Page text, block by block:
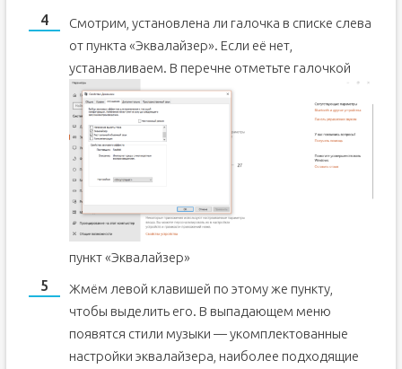
Смотрим, установлена ли галочка в списке слева
от пункта «Эквалайзер». Если её нет,
устанавливаем. В перечне отметьте галочкой
пункт «Эквалайзер»
Жмём левой клавишей по этому же пункту,
чтобы выделить его. В выпадающем меню
появятся стили музыки — укомплектованные
настройки эквалайзера, наиболее подходящие